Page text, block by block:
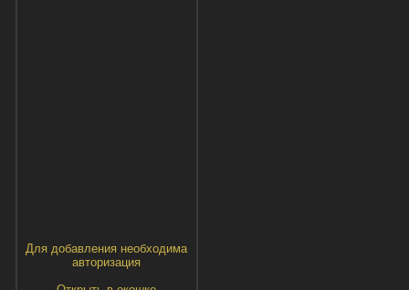
Для добавления необходима
авторизация